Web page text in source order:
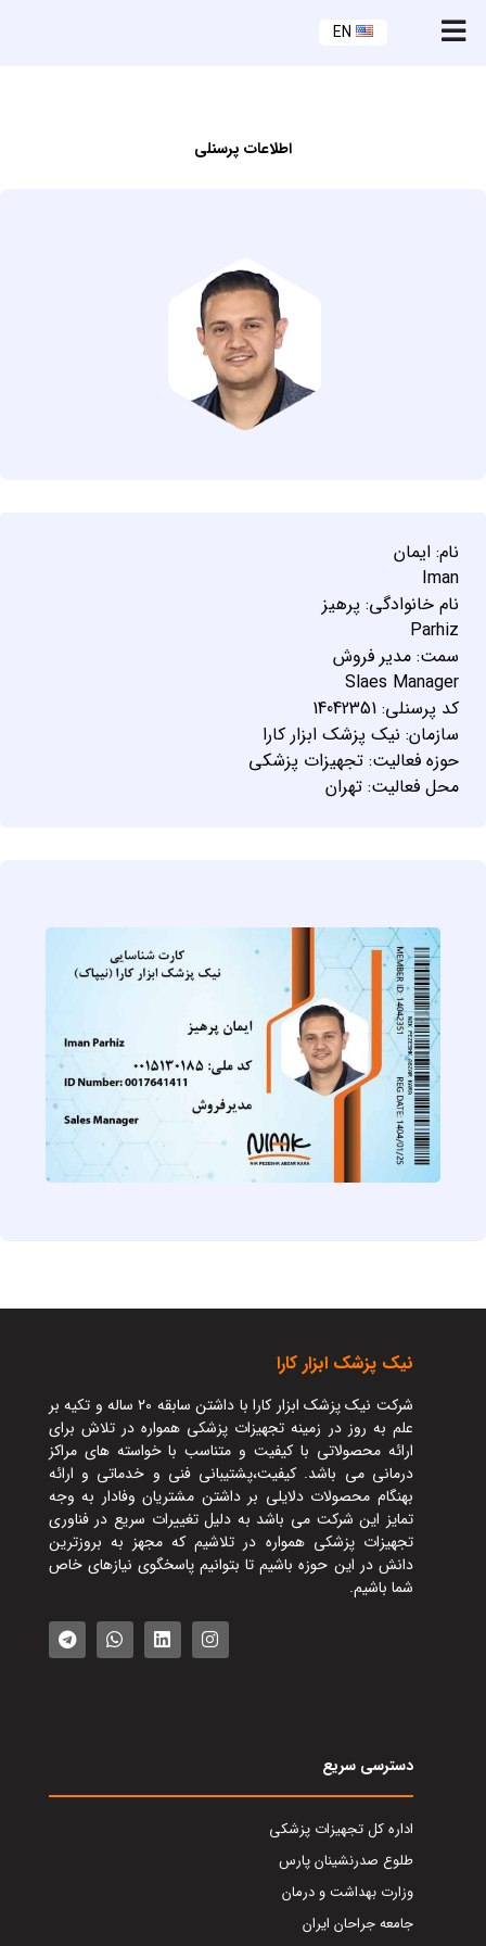
EN
اطلاعات پرسنلي
نام: ايمان
Iman
نام خانوادگي: پرهيز
Parhiz
سمت: مدير فروش
Slaes Manager
کد پرسنلي: 14042351
سازمان: نيک پزشک ابزار کارا
حوزه فعاليت: تجهيزات پزشکي
محل فعاليت: تهران
نيک پزشک ابزار کارا
شرکت نیک پزشک ابزار کارا با داشتن سابقه ۲۰ ساله و تکیه بر
علم به روز در زمینه تجهیزات پزشکی همواره در تلاش برای
ارائه محصولاتی با کیفیت و متناسب با خواسته های مراکز
درمانی می باشد. کیفیت،پشتیبانی فنی و خدماتی و ارائه
بهنگام محصولات دلایلی بر داشتن مشتریان وفادار به وجه
تمایز این شرکت می باشد به دلیل تغییرات سریع در فناوری
تجهیزات پزشکی همواره در تلاشیم که مجهز به بروزترین
دانش در این حوزه باشیم تا بتوانیم پاسخگوی نیازهای خاص
شما باشیم.
دسترسی سریع
اداره کل تجهیزات پزشکی
طلوع صدرنشینان پارس
وزارت بهداشت و درمان
جامعه جراحان ایران